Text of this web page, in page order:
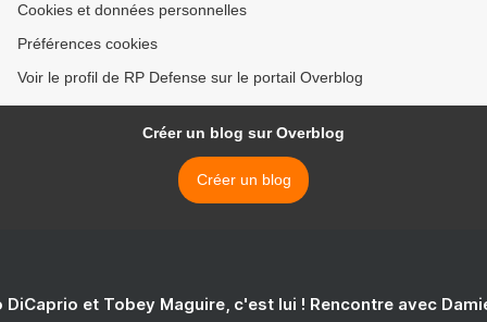
Cookies et données personnelles
Préférences cookies
Voir le profil de RP Defense sur le portail Overblog
Créer un blog sur Overblog
Créer un blog
DiCaprio et Tobey Maguire, c'est lui ! Rencontre avec